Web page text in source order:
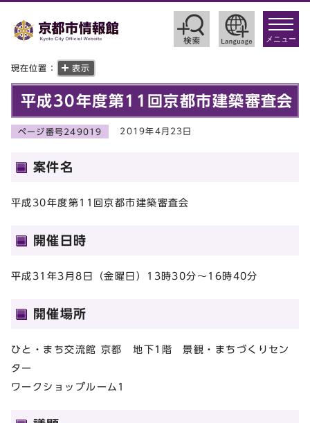
toggle
メニュー
現在位置： 表示
平成30年度第11回京都市建築審査会
ページ番号249019 2019年4月23日
案件名
平成30年度第11回京都市建築審査会
開催日時
平成31年3月8日（金曜日）13時30分～16時40分
開催場所
ひと・まち交流館 京都 地下1階 景観・まちづくりセン
ター
ワークショップルーム1